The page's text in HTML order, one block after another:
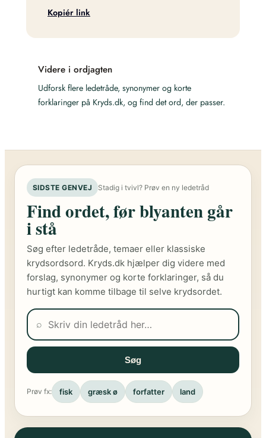
Kopiér link
Videre i ordjagten
Udforsk flere ledetråde, synonymer og korte
forklaringer på Kryds.dk, og find det ord, der passer.
SIDSTE GENVEJ Stadig i tvivl? Prøv en ny ledetråd
Find ordet, før blyanten går
i stå
Søg efter ledetråde, temaer eller klassiske
krydsordsord. Kryds.dk hjælper dig videre med
forslag, synonymer og korte forklaringer, så du
hurtigt kan komme tilbage til selve krydsordet.
⌕
Søg
Prøv fx: fisk græsk ø forfatter land